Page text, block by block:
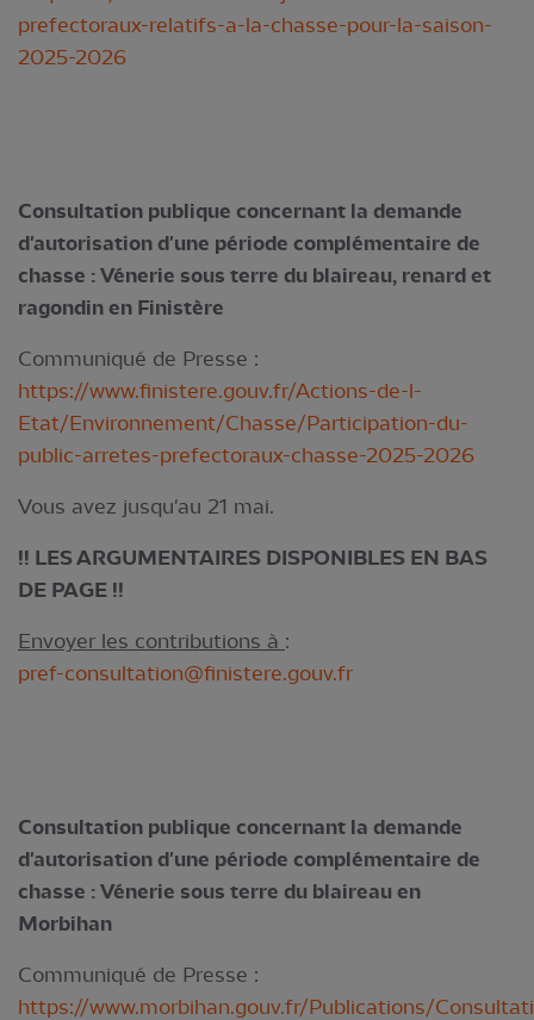
prefectoraux-relatifs-a-la-chasse-pour-la-saison-
2025-2026
Consultation publique concernant la demande
d'autorisation d'une période complémentaire de
chasse : Vénerie sous terre du blaireau, renard et
ragondin en Finistère
Communiqué de Presse :
https://www.finistere.gouv.fr/Actions-de-l-
Etat/Environnement/Chasse/Participation-du-
public-arretes-prefectoraux-chasse-2025-2026
Vous avez jusqu'au 21 mai.
!! LES ARGUMENTAIRES DISPONIBLES EN BAS
DE PAGE !!
Envoyer les contributions à :
pref-consultation@finistere.gouv.fr
Consultation publique concernant la demande
d'autorisation d'une période complémentaire de
chasse : Vénerie sous terre du blaireau en
Morbihan
Communiqué de Presse :
https://www.morbihan.gouv.fr/Publications/